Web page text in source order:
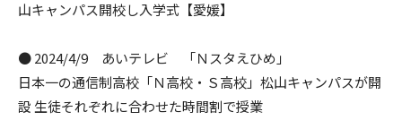
山キャンパス開校し入学式【愛媛】
● 2024/4/9 あいテレビ 「Ｎスタえひめ」
日本一の通信制高校「Ｎ高校・Ｓ高校」松山キャンパスが開
設 生徒それぞれに合わせた時間割で授業